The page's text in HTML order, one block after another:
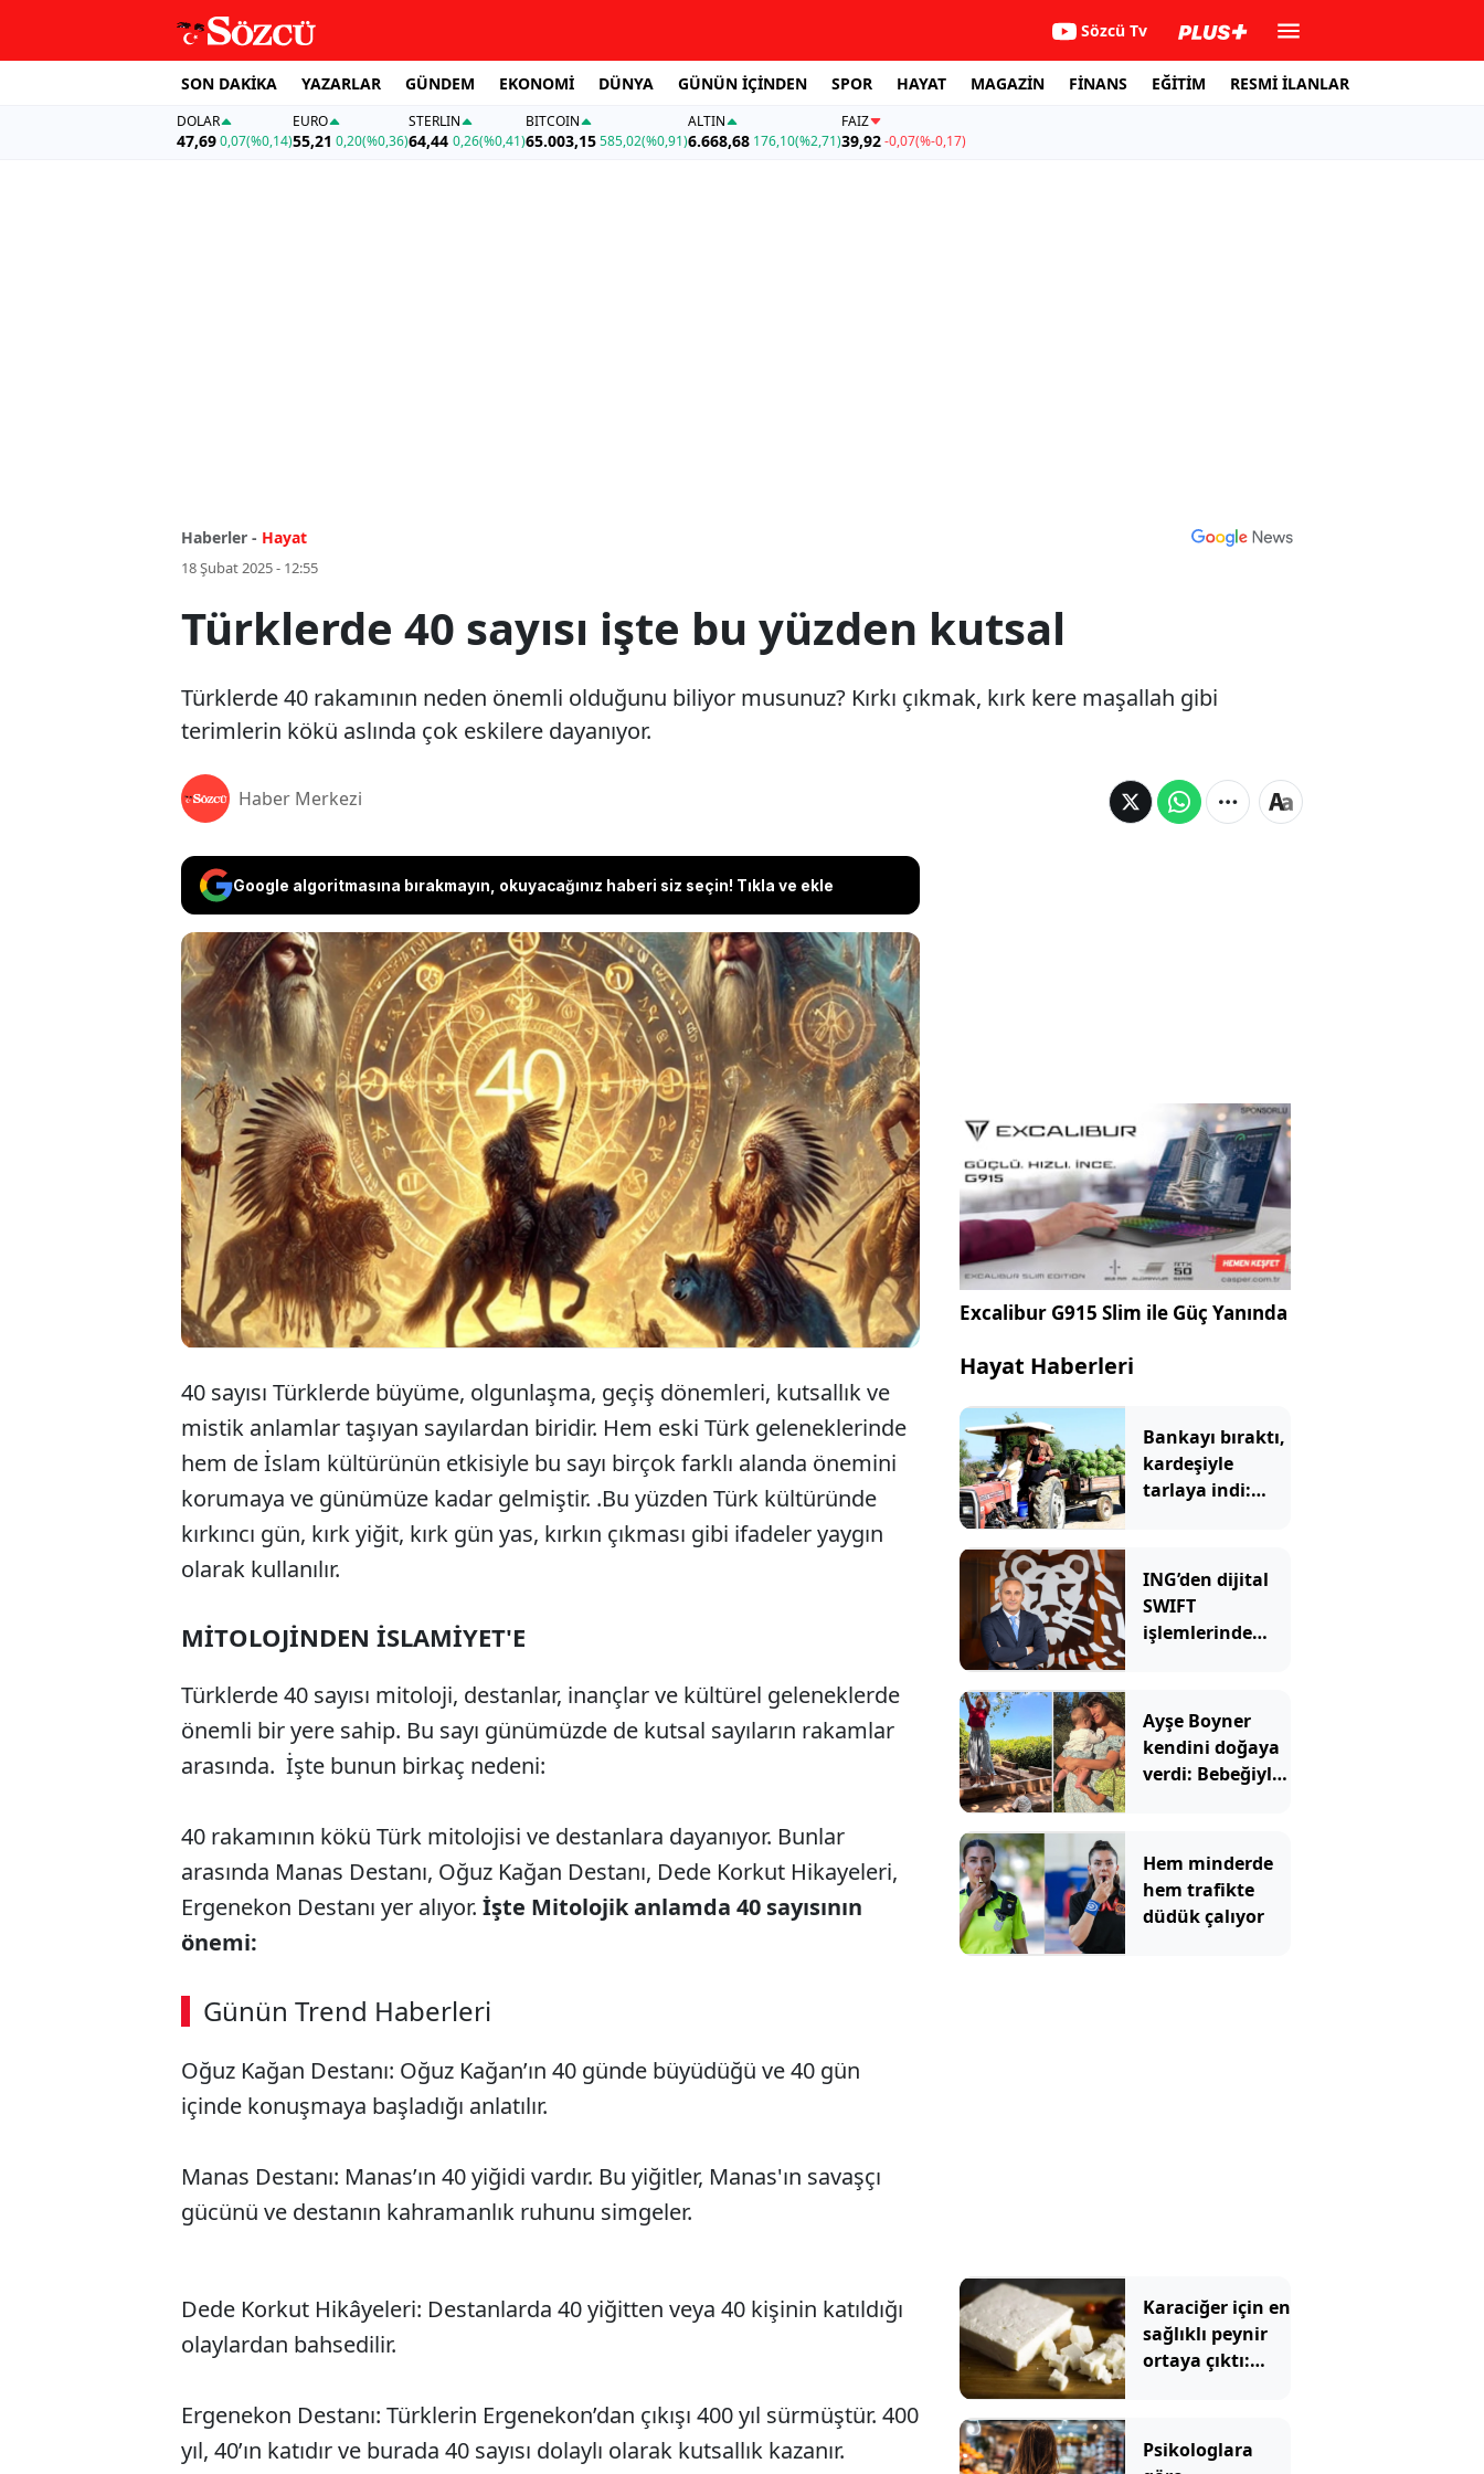
Sözcü Tv
SON DAKİKA YAZARLAR GÜNDEM EKONOMİ DÜNYA GÜNÜN İÇİNDEN SPOR HAYAT MAGAZİN FİNANS EĞİTİM RESMİ İLANLAR
DOLAR
47,690,07(%0,14)
EURO
55,21 0,20(%0,36)
STERLIN
64,44 0,26(%0,41)
BITCOIN
65.003,15585,02(%0,91)
ALTIN
6.668,68 176,10(%2,71)
FAİZ
39,92-0,07(%-0,17)
Haberler - Hayat
18 Şubat 2025 - 12:55
Türklerde 40 sayısı işte bu yüzden kutsal
Türklerde 40 rakamının neden önemli olduğunu biliyor musunuz? Kırkı çıkmak, kırk kere maşallah gibi
terimlerin kökü aslında çok eskilere dayanıyor.
Haber Merkezi
Google algoritmasına bırakmayın, okuyacağınız haberi siz seçin! Tıkla ve ekle
Türklerde 40 rakamının neden önemli olduğunu biliyor
musunuz? Kırkı çıkmak, kırk kere maşallah gibi
terimlerin kökü aslında çok eskilere dayanıyor.
40 sayısı Türklerde büyüme, olgunlaşma, geçiş dönemleri, kutsallık ve
mistik anlamlar taşıyan sayılardan biridir. Hem eski Türk geleneklerinde
hem de İslam kültürünün etkisiyle bu sayı birçok farklı alanda önemini
korumaya ve günümüze kadar gelmiştir. .Bu yüzden Türk kültüründe
kırkıncı gün, kırk yiğit, kırk gün yas, kırkın çıkması gibi ifadeler yaygın
olarak kullanılır.
MİTOLOJİNDEN İSLAMİYET'E
Türklerde 40 sayısı mitoloji, destanlar, inançlar ve kültürel geleneklerde
önemli bir yere sahip. Bu sayı günümüzde de kutsal sayıların rakamlar
arasında. İşte bunun birkaç nedeni:
40 rakamının kökü Türk mitolojisi ve destanlara dayanıyor. Bunlar
arasında Manas Destanı, Oğuz Kağan Destanı, Dede Korkut Hikayeleri,
Ergenekon Destanı yer alıyor. İşte Mitolojik anlamda 40 sayısının
önemi:
Günün Trend Haberleri
00:02 / 08:15
Sesi Aç
Oğuz Kağan Destanı: Oğuz Kağan’ın 40 günde büyüdüğü ve 40 gün
içinde konuşmaya başladığı anlatılır.
Manas Destanı: Manas’ın 40 yiğidi vardır. Bu yiğitler, Manas'ın savaşçı
gücünü ve destanın kahramanlık ruhunu simgeler.
Dede Korkut Hikâyeleri: Destanlarda 40 yiğitten veya 40 kişinin katıldığı
olaylardan bahsedilir.
Ergenekon Destanı: Türklerin Ergenekon’dan çıkışı 400 yıl sürmüştür. 400
yıl, 40’ın katıdır ve burada 40 sayısı dolaylı olarak kutsallık kazanır.
Excalibur G915 Slim ile Güç Yanında
Hayat Haberleri
Bankayı bıraktı,
kardeşiyle
tarlaya indi:
ING’den dijital
SWIFT
işlemlerinde
Ayşe Boyner
kendini doğaya
verdi: Bebeğiyle
Hem minderde
hem trafikte
düdük çalıyor
Karaciğer için en
sağlıklı peynir
ortaya çıktı:
Psikologlara